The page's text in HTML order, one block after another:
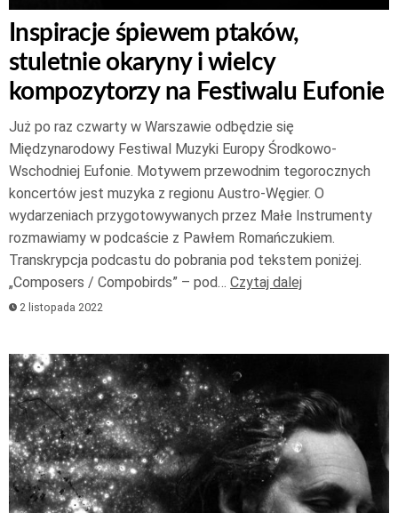
Inspiracje śpiewem ptaków,
stuletnie okaryny i wielcy
kompozytorzy na Festiwalu Eufonie
Już po raz czwarty w Warszawie odbędzie się
Międzynarodowy Festiwal Muzyki Europy Środkowo-
Wschodniej Eufonie. Motywem przewodnim tegorocznych
koncertów jest muzyka z regionu Austro-Węgier. O
wydarzeniach przygotowywanych przez Małe Instrumenty
rozmawiamy w podcaście z Pawłem Romańczukiem.
Transkrypcja podcastu do pobrania pod tekstem poniżej.
„Composers / Compobirds” – pod… Czytaj dalej
2 listopada 2022
Odtwarzacz
plików
dźwiękowych